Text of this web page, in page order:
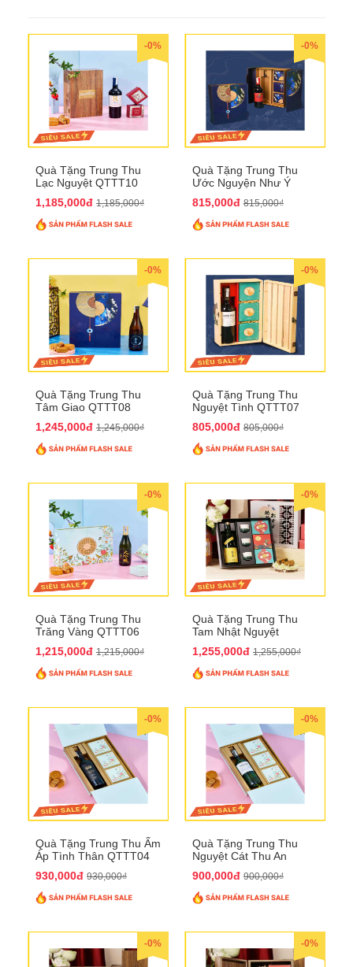
-0%
Quà Tặng Trung Thu
Lạc Nguyệt QTTT10
1,185,000đ 1,185,000₫
-0%
Quà Tặng Trung Thu
Ước Nguyện Như Ý
815,000đ 815,000₫
-0%
Quà Tặng Trung Thu
Tâm Giao QTTT08
1,245,000đ 1,245,000₫
-0%
Quà Tặng Trung Thu
Nguyệt Tình QTTT07
805,000đ 805,000₫
-0%
Quà Tặng Trung Thu
Trăng Vàng QTTT06
1,215,000đ 1,215,000₫
-0%
Quà Tặng Trung Thu
Tam Nhật Nguyệt
1,255,000đ 1,255,000₫
-0%
Quà Tặng Trung Thu Ấm
Áp Tình Thân QTTT04
930,000đ 930,000₫
-0%
Quà Tặng Trung Thu
Nguyệt Cát Thu An
900,000đ 900,000₫
-0% -0%